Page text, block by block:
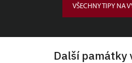
VŠECHNY TIPY NA
Další památky